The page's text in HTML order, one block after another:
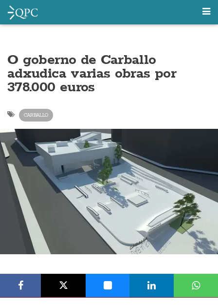
O goberno de Carballo
adxudica varias obras por
378.000 euros
CARBALLO